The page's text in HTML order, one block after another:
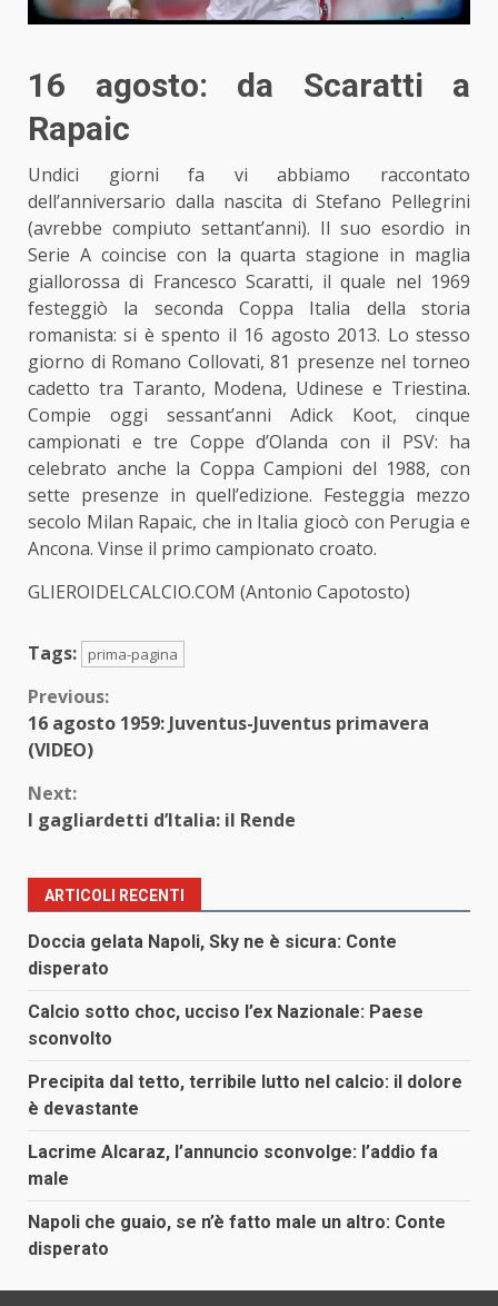
16 agosto: da Scaratti a
Rapaic
Undici giorni fa vi abbiamo raccontato
dell’anniversario dalla nascita di Stefano Pellegrini
(avrebbe compiuto settant’anni). Il suo esordio in
Serie A coincise con la quarta stagione in maglia
giallorossa di Francesco Scaratti, il quale nel 1969
festeggiò la seconda Coppa Italia della storia
romanista: si è spento il 16 agosto 2013. Lo stesso
giorno di Romano Collovati, 81 presenze nel torneo
cadetto tra Taranto, Modena, Udinese e Triestina.
Compie oggi sessant’anni Adick Koot, cinque
campionati e tre Coppe d’Olanda con il PSV: ha
celebrato anche la Coppa Campioni del 1988, con
sette presenze in quell’edizione. Festeggia mezzo
secolo Milan Rapaic, che in Italia giocò con Perugia e
Ancona. Vinse il primo campionato croato.
GLIEROIDELCALCIO.COM (Antonio Capotosto)
Tags: prima-pagina
Continue
Reading
Previous:
16 agosto 1959: Juventus-Juventus primavera
(VIDEO)
Next:
I gagliardetti d’Italia: il Rende
ARTICOLI RECENTI
Doccia gelata Napoli, Sky ne è sicura: Conte
disperato
Calcio sotto choc, ucciso l’ex Nazionale: Paese
sconvolto
Precipita dal tetto, terribile lutto nel calcio: il dolore
è devastante
Lacrime Alcaraz, l’annuncio sconvolge: l’addio fa
male
Napoli che guaio, se n’è fatto male un altro: Conte
disperato